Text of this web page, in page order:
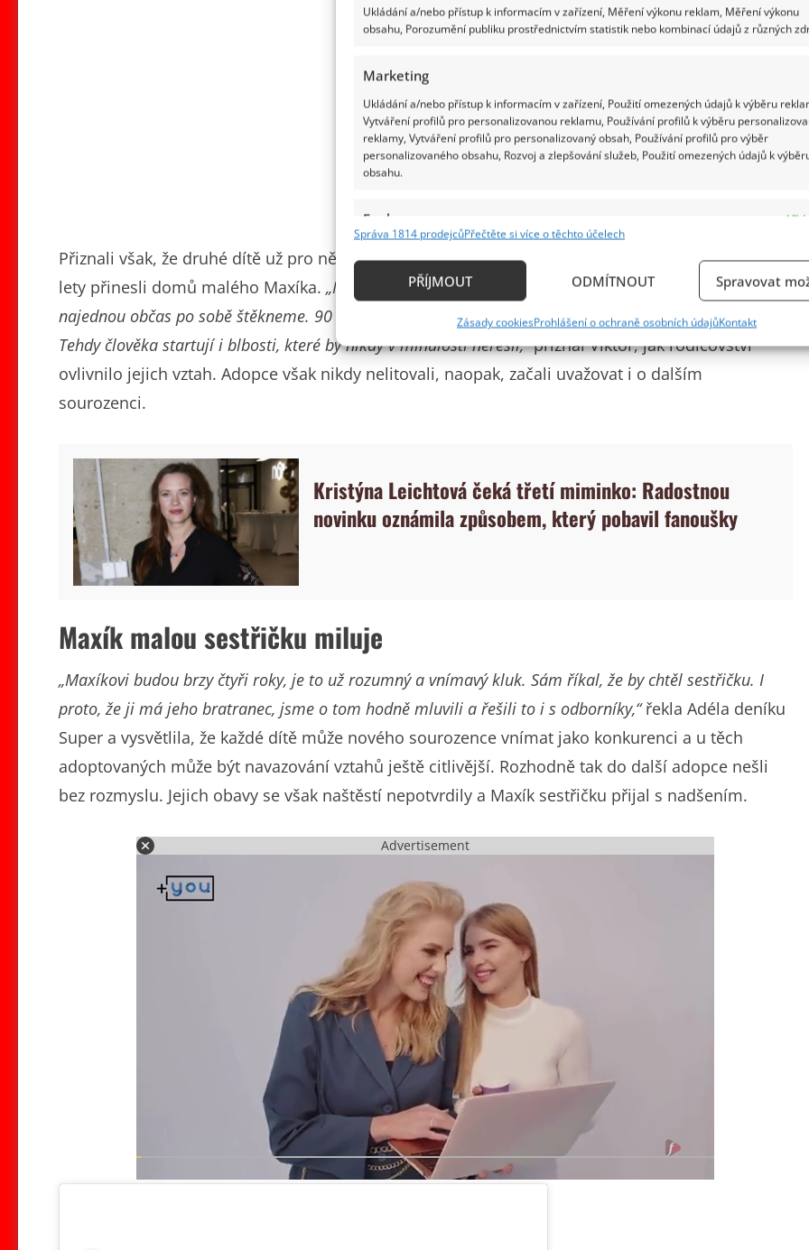
Ukládání a/nebo přístup k informacím v zařízení, Měření výkonu reklam, Měření výkonu
obsahu, Porozumění publiku prostřednictvím statistik nebo kombinací údajů z různých
Marketing
Ukládání a/nebo přístup k informacím v zařízení, Použití omezených údajů k výběru
Vytváření profilů pro personalizovanou reklamu, Používání profilů k výběru
reklamy, Vytváření profilů pro personalizovaný obsah, Používání profilů pro výběr
personalizovaného obsahu, Rozvoj a zlepšování služeb, Použití omezených údajů k
obsahu.
Funkce
Identifikace zařízení na základě automaticky přenášených informací.
základě aktivně vyžádaných informací.
Zajištění bezpečnosti, předcházení a zjišťování podvodů a
Správa 1814 prodejcůPřečtěte si více o těchto účelech
PŘÍJMOUT ODMÍTNOUT Spravovat
Zásady cookiesProhlášení o ochraně osobních údajůKontakt
Přiznali však, že druhé dítě už pro ně nebylo takovou změnou, jako když si před více než třemi
lety přinesli domů malého Maxíka. „Maxík určitě nejvíce změnil náš vztah. 7 let jsme se nehádali a
najednou občas po sobě štěkneme. 90 procent případných třenic ale připisujeme fyzické vyčerpanosti.
Tehdy člověka startují i ​​blbosti, které by nikdy v minulosti neřešil,“přiznal Viktor, jak rodičovství
ovlivnilo jejich vztah. Adopce však nikdy nelitovali, naopak, začali uvažovat i o dalším
sourozenci.
Kristýna Leichtová čeká třetí miminko: Radostnou
novinku oznámila způsobem, který pobavil fanoušky
Maxík malou sestřičku miluje
„Maxíkovi budou brzy čtyři roky, je to už rozumný a vnímavý kluk. Sám říkal, že by chtěl sestřičku. I
proto, že ji má jeho bratranec, jsme o tom hodně mluvili a řešili to i s odborníky,“řekla Adéla deníku
Super a vysvětlila, že každé dítě může nového sourozence vnímat jako konkurenci a u těch
adoptovaných může být navazování vztahů ještě citlivější. Rozhodně tak do další adopce nešli
bez rozmyslu. Jejich obavy se však naštěstí nepotvrdily a Maxík sestřičku přijal s nadšením.
Advertisement